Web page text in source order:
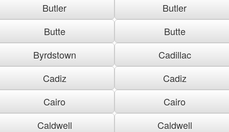
Butler
Butler
Butte
Butte
Byrdstown
Cadillac
Cadiz
Cadiz
Cairo
Cairo
Caldwell
Caldwell